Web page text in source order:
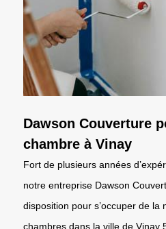
Dawson Couverture
chambre à Vinay
Fort de plusieurs années
notre entreprise Dawson
disposition pour s’occuper de la
chambres dans la ville de Vinay